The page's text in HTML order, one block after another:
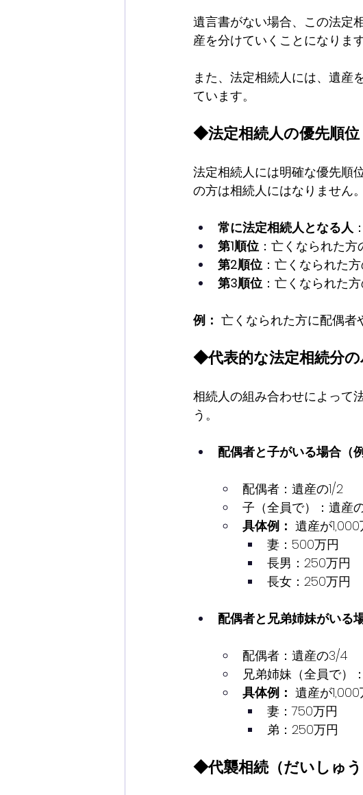
遺言書がない場合、この法定
産を分けていくことになります
また、法定相続人には、遺産
ています。
◆法定相続人の優先順位
法定相続人には明確な優先順
の方は相続人にはなりません。
常に法定相続人となる人
第1順位：亡くなられた方
第2順位：亡くなられた
第3順位：亡くなられた
例： 亡くなられた方に配偶者
◆代表的な法定相続分
相続人の組み合わせによって
う。
配偶者と子がいる場合（
配偶者：遺産の1/2
子（全員で）：遺産
具体例： 遺産が
妻：500万円
長男：250万円
長女：250万円
配偶者と兄弟姉妹がいる
配偶者：遺産の3/4
兄弟姉妹（全員で）
具体例： 遺産が
妻：750万円
弟：250万円
◆代襲相続（だいしゅ